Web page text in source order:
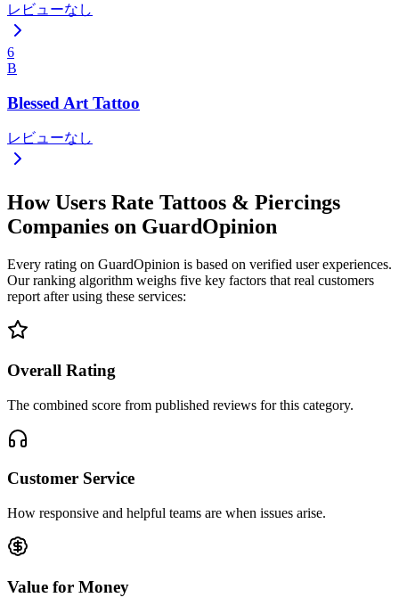
レビューなし
6
B
Blessed Art Tattoo
レビューなし
How Users Rate Tattoos & Piercings
Companies on GuardOpinion
Every rating on GuardOpinion is based on verified user experiences.
Our ranking algorithm weighs five key factors that real customers
report after using these services:
Overall Rating
The combined score from published reviews for this category.
Customer Service
How responsive and helpful teams are when issues arise.
Value for Money